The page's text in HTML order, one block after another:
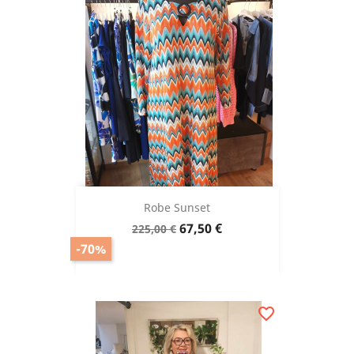
Robe Sunset
Prix
225,00 €
-70%
Prix
67,50 €
favorite_border